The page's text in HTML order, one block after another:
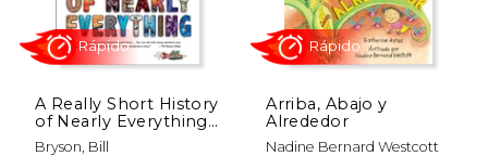
Rápido
A Really Short History
of Nearly Everything
(en Inglés)
Bryson, Bill
Arriba, Abajo y
Alrededor
Nadine Bernard Westcott